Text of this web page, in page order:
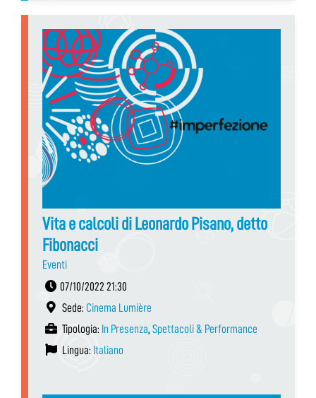
Vita e calcoli di Leonardo Pisano, detto
Fibonacci
Eventi
07/10/2022 21:30
Sede: Cinema Lumière
Tipologia: In Presenza, Spettacoli & Performance
Lingua: Italiano